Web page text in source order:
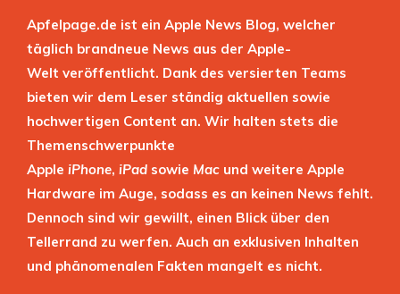
Apfelpage.de ist ein Apple News Blog, welcher
täglich brandneue News aus der Apple-
Welt veröffentlicht. Dank des versierten Teams
bieten wir dem Leser ständig aktuellen sowie
hochwertigen Content an. Wir halten stets die
Themenschwerpunkte
Apple iPhone, iPad sowie Mac und weitere Apple
Hardware im Auge, sodass es an keinen News fehlt.
Dennoch sind wir gewillt, einen Blick über den
Tellerrand zu werfen. Auch an exklusiven Inhalten
und phänomenalen Fakten mangelt es nicht.